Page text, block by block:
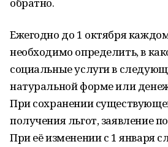
Ежегодно до 1 октября
необходимо определить, в
социальные услуги в
натуральной форме или
При сохранении
получения льгот, заявление
При её изменении с 1 января